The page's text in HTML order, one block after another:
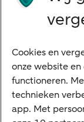
Diensten
VraagHugo
Corporate
Tikkie
Cookies en
onze website
functioneren.
technieken
app. Met